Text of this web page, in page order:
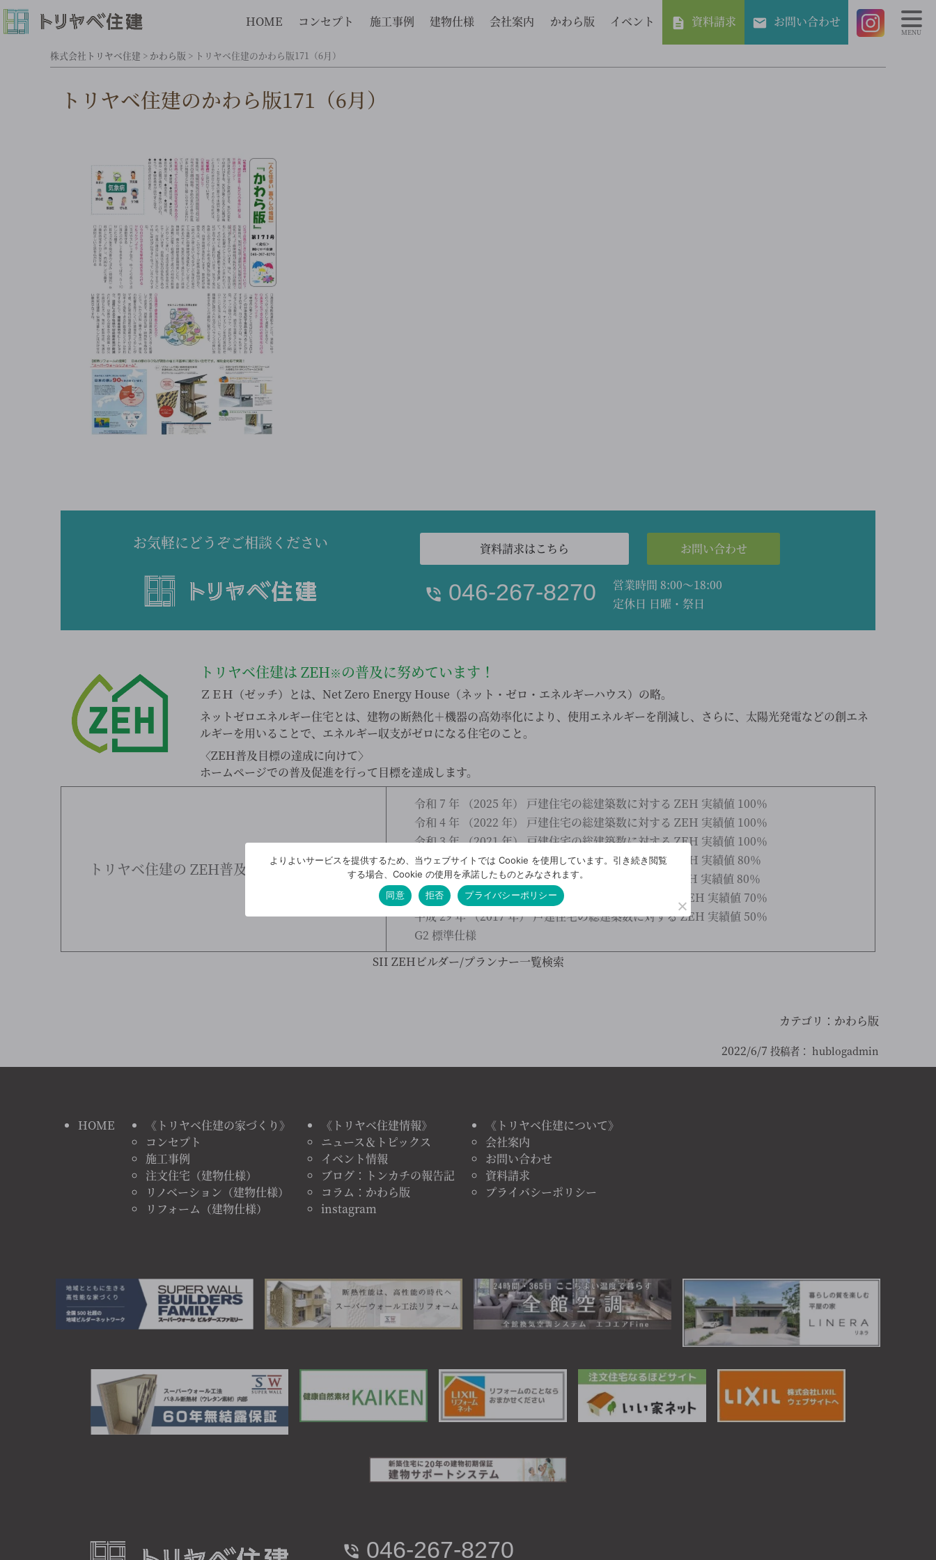
HOME コンセプト 施工事例 建物仕様 会社案内 かわら版 イベント 資料請求 お問い合わせ
株式会社トリヤベ住建 > かわら版 > トリヤベ住建のかわら版171（6月）
トリヤベ住建のかわら版171（6月）
お気軽にどうぞご相談ください 資料請求はこちら お問い合わせ
046-267-8270
営業時間 8:00～18:00
定休日 日曜・祭日
トリヤベ住建は ZEH※の普及に努めています！
ＺＥＨ（ゼッチ）とは、Net Zero Energy House（ネット・ゼロ・エネルギーハウス）の略。
ネットゼロエネルギー住宅とは、建物の断熱化＋機器の高効率化により、使用エネルギーを削減し、さらに、太陽光発電などの創エネ
ルギーを用いることで、エネルギー収支がゼロになる住宅のこと。
〈ZEH普及目標の達成に向けて〉
ホームページでの普及促進を行って目標を達成します。
トリヤベ住建の ZEH普及実績と今後の目標
令和 7 年 （2025 年） 戸建住宅の総建築数に対する ZEH 実績値 100％
令和 4 年 （2022 年） 戸建住宅の総建築数に対する ZEH 実績値 100％
令和 3 年 （2021 年） 戸建住宅の総建築数に対する ZEH 実績値 100％
令和 2 年 （2020 年） 戸建住宅の総建築数に対する ZEH 実績値 80％
令和元年 （2019 年） 戸建住宅の総建築数に対する ZEH 実績値 80％
平成 30 年 （2018 年） 戸建住宅の総建築数に対する ZEH 実績値 70％
平成 29 年 （2017 年） 戸建住宅の総建築数に対する ZEH 実績値 50％
G2 標準仕様
SII ZEHビルダー/プランナー一覧検索
カテゴリ： かわら版
2022/6/7 投稿者： hublogadmin
MENU
HOME
《トリヤベ住建の家づくり》
コンセプト
施工事例
注文住宅（建物仕様）
リノベーション（建物仕様）
リフォーム（建物仕様）
《トリヤベ住建情報》
ニュース＆トピックス
イベント情報
ブログ：トンカチの報告記
コラム：かわら版
instagram
《トリヤベ住建について》
会社案内
お問い合わせ
資料請求
プライバシーポリシー
046-267-8270
よりよいサービスを提供するため、当ウェブサイトでは Cookie を使用しています。引き続き閲覧
する場合、Cookie の使用を承諾したものとみなされます。
同意
拒否 プライバシーポリシー